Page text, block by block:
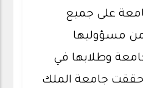
على جميع
مسؤوليها
وطلابها في
جامعة الملك